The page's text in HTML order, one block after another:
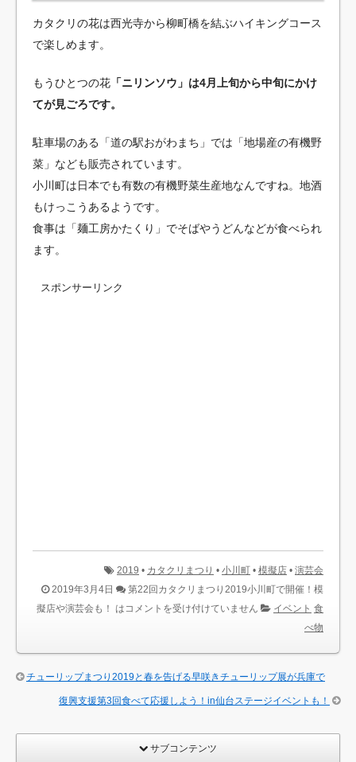
カタクリの花は西光寺から柳町橋を結ぶハイキングコース
で楽しめます。
もうひとつの花 「ニリンソウ」は4月上旬から中旬にかけ
てが見ごろです。
駐車場のある「道の駅おがわまち」では「地場産の有機野
菜」なども販売されています。
小川町は日本でも有数の有機野菜生産地なんですね。地酒
もけっこうあるようです。
食事は「麺工房かたくり」でそばやうどんなどが食べられ
ます。
スポンサーリンク
2019 • カタクリまつり • 小川町 • 模擬店 • 演芸会
2019年3月4日
第22回カタクリまつり2019小川町で開催！模
擬店や演芸会も！ は コメントを受け付けていません イベント 食
べ物
チューリップまつり2019と春を告げる早咲きチューリップ展が兵庫で
復興支援第3回食べて応援しよう！in仙台ステージイベントも！
サブコンテンツ